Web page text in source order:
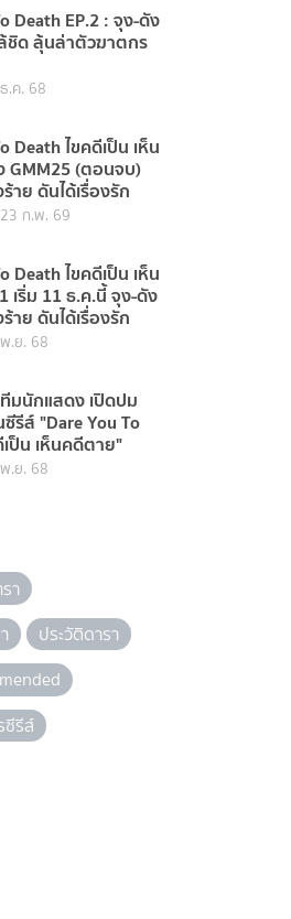
Death EP.2 : จุง-ดัง
ชิด ลุ้นล่าตัวฆาตกร
.ค. 68
Death ไขคดีเป็น เห็น
GMM25 (ตอนจบ)
าย ดันได้เรื่องรัก
23 ก.พ. 69
Death ไขคดีเป็น เห็น
เริ่ม 11 ธ.ค.นี้ จุง-ดัง
าย ดันได้เรื่องรัก
.ย. 68
มนักแสดง เปิดปม
รีส์ "Dare You To
ป็น เห็นคดีตาย"
.ย. 68
า
ประวัติดารา
ซีรีส์